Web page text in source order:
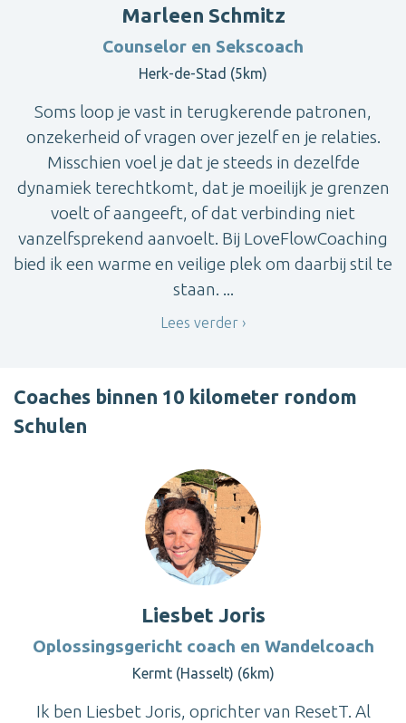
Marleen Schmitz
Counselor en Sekscoach
Herk-de-Stad (5km)
Soms loop je vast in terugkerende patronen,
onzekerheid of vragen over jezelf en je relaties.
Misschien voel je dat je steeds in dezelfde
dynamiek terechtkomt, dat je moeilijk je grenzen
voelt of aangeeft, of dat verbinding niet
vanzelfsprekend aanvoelt. Bij LoveFlowCoaching
bied ik een warme en veilige plek om daarbij stil te
staan. ...
Lees verder
Coaches binnen 10 kilometer rondom
Schulen
Liesbet Joris
Oplossingsgericht coach en Wandelcoach
Kermt (Hasselt) (6km)
Ik ben Liesbet Joris, oprichter van ResetT. Al